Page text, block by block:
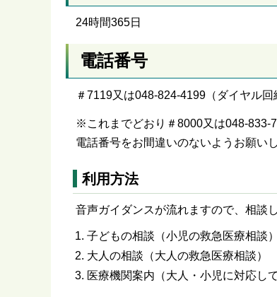
24時間365日
電話番号
＃7119又は048-824-4199（ダイヤル
※これまでどおり＃8000又は
電話番号をお間違いのないようお願いし
利用方法
音声ガイダンスが流れますので、相談
子どもの相談（小児の救急医療相談）
大人の相談（大人の救急医療相談）
医療機関案内（大人・小児に対応し